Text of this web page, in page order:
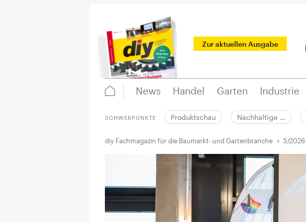
Zur aktuellen Ausgabe
News Handel Garten Industrie
SCHWERPUNKTE Produktschau Nachhaltige …
diy Fachmagazin für die Baumarkt- und Gartenbranche 5/2026